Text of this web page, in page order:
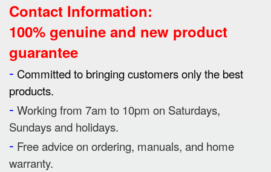
Contact Information:
100% genuine and new product
guarantee
- Committed to bringing customers only the best
products.
- Working from 7am to 10pm on Saturdays,
Sundays and holidays.
- Free advice on ordering, manuals, and home
warranty.